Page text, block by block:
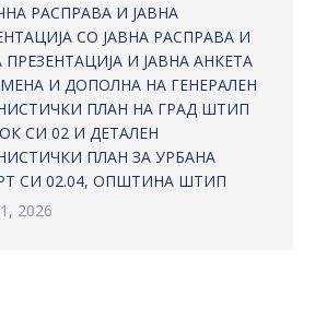
РАСПРАВА И ЈАВНА
СО ЈАВНА РАСПРАВА И
ПРЕЗЕНТАЦИЈА И ЈАВНА АНКЕТА
И ДОПОЛНА НА ГЕНЕРАЛЕН
ПЛАН НА ГРАД ШТИП
СИ 02 И ДЕТАЛЕН
ПЛАН ЗА УРБАНА
СИ 02.04, ОПШТИНА ШТИП
2026